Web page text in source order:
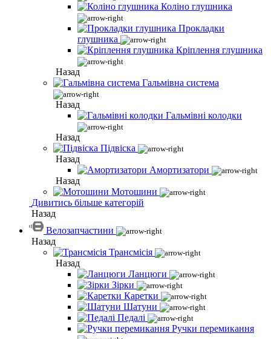
Коліно глушника
Прокладки
глушника
Кріплення глушника
Назад
Гальмівна система
Назад
Гальмівні колодки
Назад
Підвіска
Назад
Амортизатори
Назад
Мотошини
Дивитись більше категорій
Назад
Велозапчастини
Назад
Трансмісія
Назад
Ланцюги
Зірки
Каретки
Шатуни
Педалі
Ручки перемикання